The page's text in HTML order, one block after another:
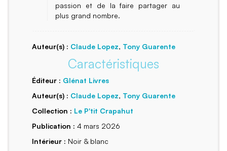
passion et de la faire partager au
plus grand nombre.
Auteur(s) : Claude Lopez, Tony Guarente
Caractéristiques
Éditeur : Glénat Livres
Auteur(s) : Claude Lopez, Tony Guarente
Collection : Le P'tit Crapahut
Publication : 4 mars 2026
Intérieur : Noir & blanc